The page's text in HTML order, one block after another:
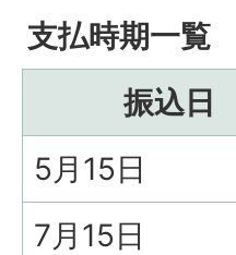
支払時期一覧
振込日
5月15日
7月15日